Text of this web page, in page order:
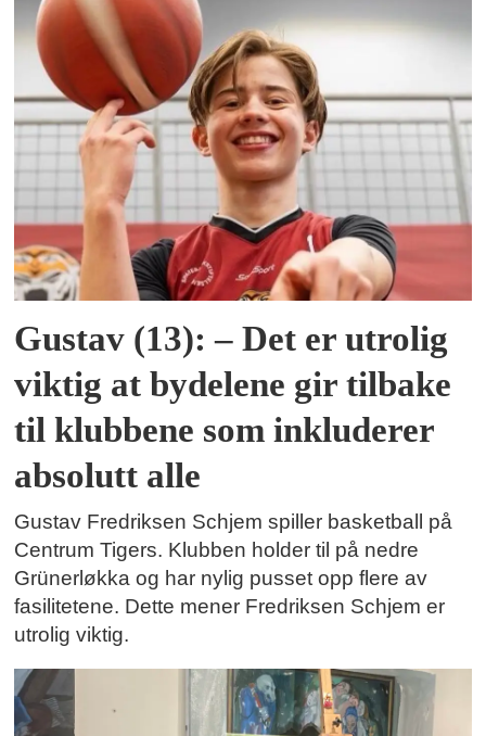
Gustav (13): – Det er utrolig
viktig at bydelene gir tilbake
til klubbene som inkluderer
absolutt alle
Gustav Fredriksen Schjem spiller basketball på
Centrum Tigers. Klubben holder til på nedre
Grünerløkka og har nylig pusset opp flere av
fasilitetene. Dette mener Fredriksen Schjem er
utrolig viktig.